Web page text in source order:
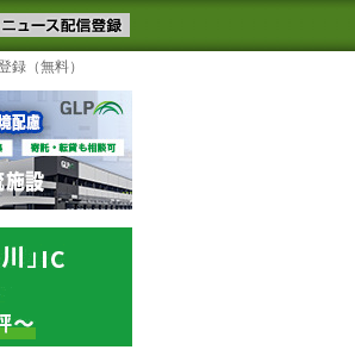
物流ニュースメール配信を登録す
るテーマ
録（無料）